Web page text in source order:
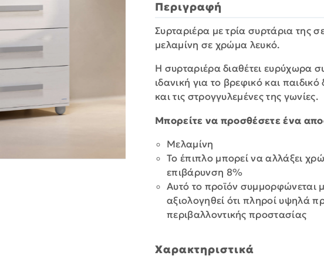
Περιγραφή
Συρταριέρα με τρία συρτάρια της
μελαμίνη σε χρώμα λευκό.
Η συρταριέρα διαθέτει ευρύχωρα
ιδανική για το βρεφικό και
και τις στρογγυλεμένες της γωνίες.
Μπορείτε να προσθέσετε ένα
Μελαμίνη
Το έπιπλο μπορεί να αλλάξει
επιβάρυνση 8%
Αυτό το προϊόν συμμορφώνεται
αξιολογηθεί ότι πληροί υψηλά
περιβαλλοντικής προστασίας
Χαρακτηριστικά